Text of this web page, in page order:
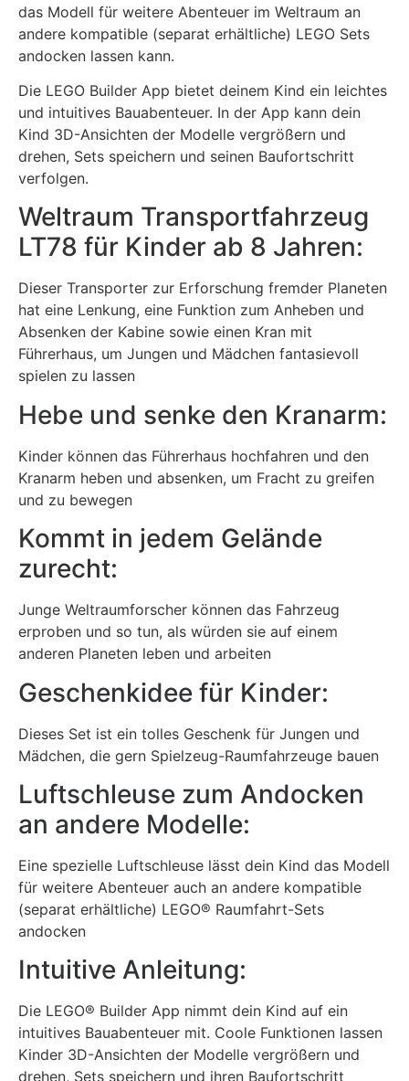
das Modell für weitere Abenteuer im Weltraum an
andere kompatible (separat erhältliche) LEGO Sets
andocken lassen kann.
Die LEGO Builder App bietet deinem Kind ein leichtes
und intuitives Bauabenteuer. In der App kann dein
Kind 3D-Ansichten der Modelle vergrößern und
drehen, Sets speichern und seinen Baufortschritt
verfolgen.
Weltraum Transportfahrzeug
LT78 für Kinder ab 8 Jahren:
Dieser Transporter zur Erforschung fremder Planeten
hat eine Lenkung, eine Funktion zum Anheben und
Absenken der Kabine sowie einen Kran mit
Führerhaus, um Jungen und Mädchen fantasievoll
spielen zu lassen
Hebe und senke den Kranarm:
Kinder können das Führerhaus hochfahren und den
Kranarm heben und absenken, um Fracht zu greifen
und zu bewegen
Kommt in jedem Gelände
zurecht:
Junge Weltraumforscher können das Fahrzeug
erproben und so tun, als würden sie auf einem
anderen Planeten leben und arbeiten
Geschenkidee für Kinder:
Dieses Set ist ein tolles Geschenk für Jungen und
Mädchen, die gern Spielzeug-Raumfahrzeuge bauen
Luftschleuse zum Andocken
an andere Modelle:
Eine spezielle Luftschleuse lässt dein Kind das Modell
für weitere Abenteuer auch an andere kompatible
(separat erhältliche) LEGO® Raumfahrt-Sets
andocken
Intuitive Anleitung:
Die LEGO® Builder App nimmt dein Kind auf ein
intuitives Bauabenteuer mit. Coole Funktionen lassen
Kinder 3D-Ansichten der Modelle vergrößern und
drehen, Sets speichern und ihren Baufortschritt